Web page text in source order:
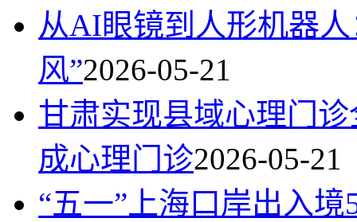
从AI眼镜到人形机器
风”2026-05-21
甘肃实现县域心理门
成心理门诊2026-05-21
“五一”上海口岸出入